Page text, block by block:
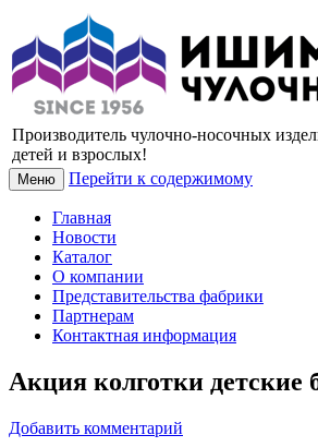
Купить носки и
производителя
Производитель чулочно-носочных
детей и взрослых!
Меню Перейти к содержимому
Главная
Новости
Каталог
О компании
Представительства фабрики
Партнерам
Контактная информация
Акция колготки детские
Добавить комментарий